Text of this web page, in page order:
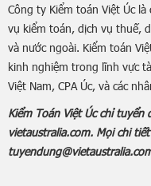
Công ty Kiểm toán Việt Úc
vụ kiểm toán, dịch vụ thuế,
và nước ngoài. Kiểm toán
kinh nghiệm trong lĩnh vực
Việt Nam, CPA Úc, và các
Kiểm Toán Việt Úc chỉ
vietaustralia.com. Mọi chi